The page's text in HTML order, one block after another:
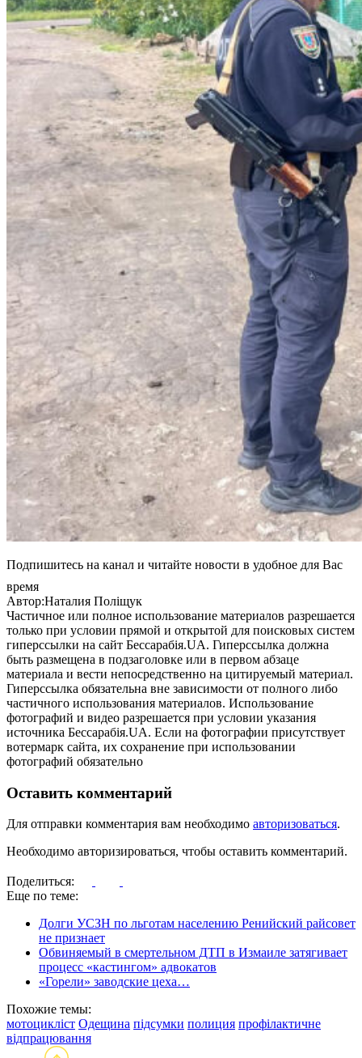
Подпишитесь на канал и читайте новости в удобное для Вас
время
Автор:Наталия Поліщук
Частичное или полное использование материалов разрешается
только при условии прямой и открытой для поисковых систем
гиперссылки на сайт Бессарабія.UA. Гиперссылка должна
быть размещена в подзаголовке или в первом абзаце
материала и вести непосредственно на цитируемый материал.
Гиперссылка обязательна вне зависимости от полного либо
частичного использования материалов. Использование
фотографий и видео разрешается при условии указания
источника Бессарабія.UA. Если на фотографии присутствует
вотермарк сайта, их сохранение при использовании
фотографий обязательно
Оставить комментарий
Для отправки комментария вам необходимо авторизоваться.
Необходимо авторизироваться, чтобы оставить комментарий.
Поделиться:
Еще по теме:
Долги УСЗН по льготам населению Ренийский райсовет
не признает
Обвиняемый в смертельном ДТП в Измаиле затягивает
процесс «кастингом» адвокатов
«Горели» заводские цеха…
Похожие темы:
мотоцикліст Одещина підсумки полиция профілактичне
відпрацювання